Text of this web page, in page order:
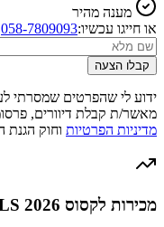
מענה מהיר
או חייגו עכשיו:058-7809093
קבלו הצעה
ידוע לי שהפרטים שמסרתי
מאשר/ת קבלת דיוורים,
מדיניות הפרטיות וחוק הגנת
מכירות לקסוס LS 2026 והשוואה למתחרים